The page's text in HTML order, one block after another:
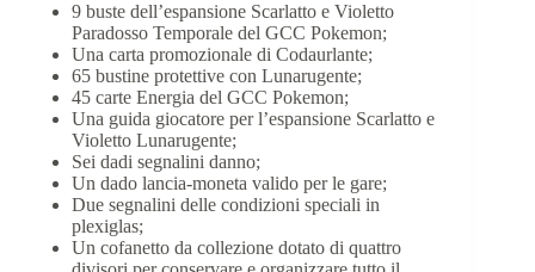
9 buste dellʼespansione Scarlatto e Violetto
Paradosso Temporale del GCC Pokemon;
Una carta promozionale di Codaurlante;
65 bustine protettive con Lunarugente;
45 carte Energia del GCC Pokemon;
Una guida giocatore per l’espansione Scarlatto e
Violetto Lunarugente;
Sei dadi segnalini danno;
Un dado lancia-moneta valido per le gare;
Due segnalini delle condizioni speciali in
plexiglas;
Un cofanetto da collezione dotato di quattro